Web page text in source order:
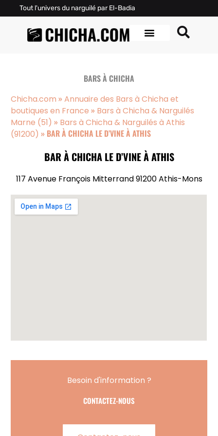
Tout l'univers du narguilé par El-Badia
BARS À CHICHA
Chicha.com »Annuaire des Bars à Chicha et
boutiques en France » Bars à Chicha & Narguilés
Marne (51) » Bars à Chicha & Narguilés à Athis
(91200) » BAR À CHICHA LE D’VINE À ATHIS
BAR À CHICHA LE D’VINE À ATHIS
117 Avenue François Mitterrand 91200 Athis-Mons
Besoin d'information ?
CONTACTEZ-NOUS